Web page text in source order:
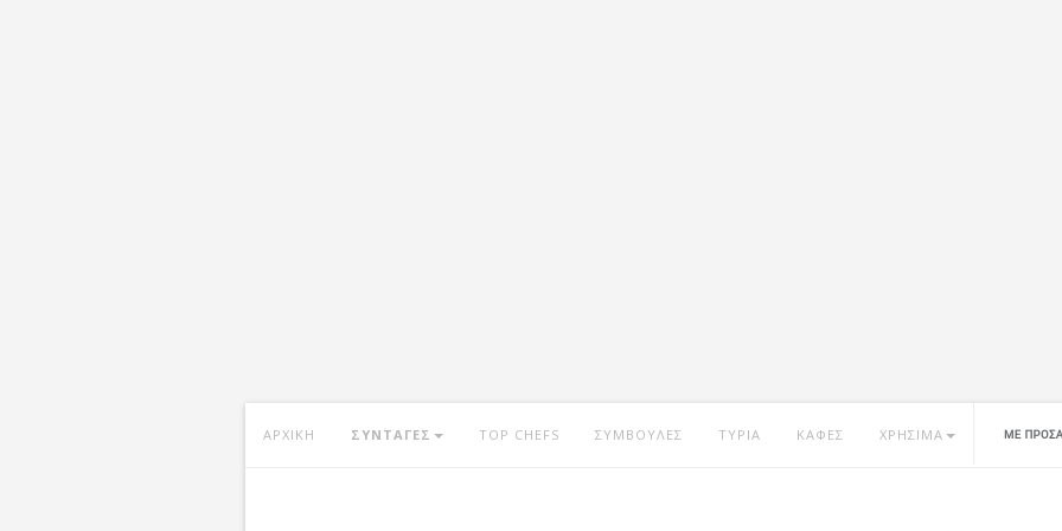
ΑΡΧΙΚΗ ΣΥΝΤΑΓΕΣ TOP CHEFS ΣΥΜΒΟΥΛΕΣ ΤΥΡΙΑ ΚΑΦΕΣ ΧΡΗΣΙΜΑ